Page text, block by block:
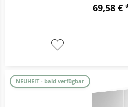
69,58 €
NEUHEIT - bald verfügbar